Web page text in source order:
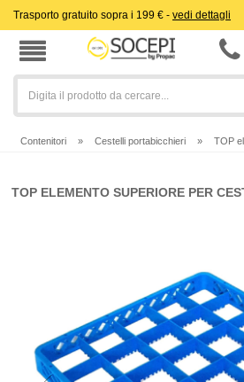
Trasporto gratuito sopra i 199 € - vedi dettagli
Contenitori » Cestelli portabicchieri » TOP
TOP ELEMENTO SUPERIORE PER